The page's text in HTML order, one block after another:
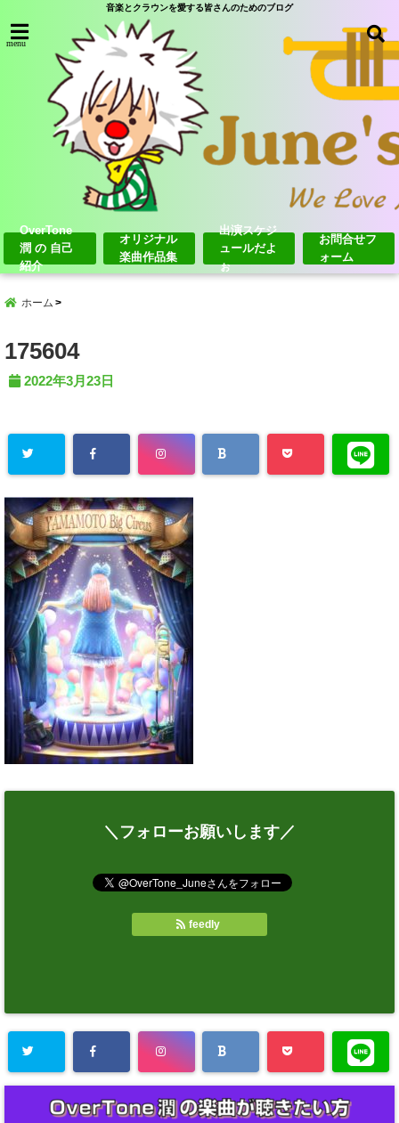
音楽とクラウンを愛する皆さんのためのブログ
menu
OverTone
潤 の 自己
紹介
オリジナル
楽曲作品集
出演スケジ
ュールだよ
ぉ
お問合せフ
ォーム
ホーム
175604
2022年3月23日
＼フォローお願いします／
feedly